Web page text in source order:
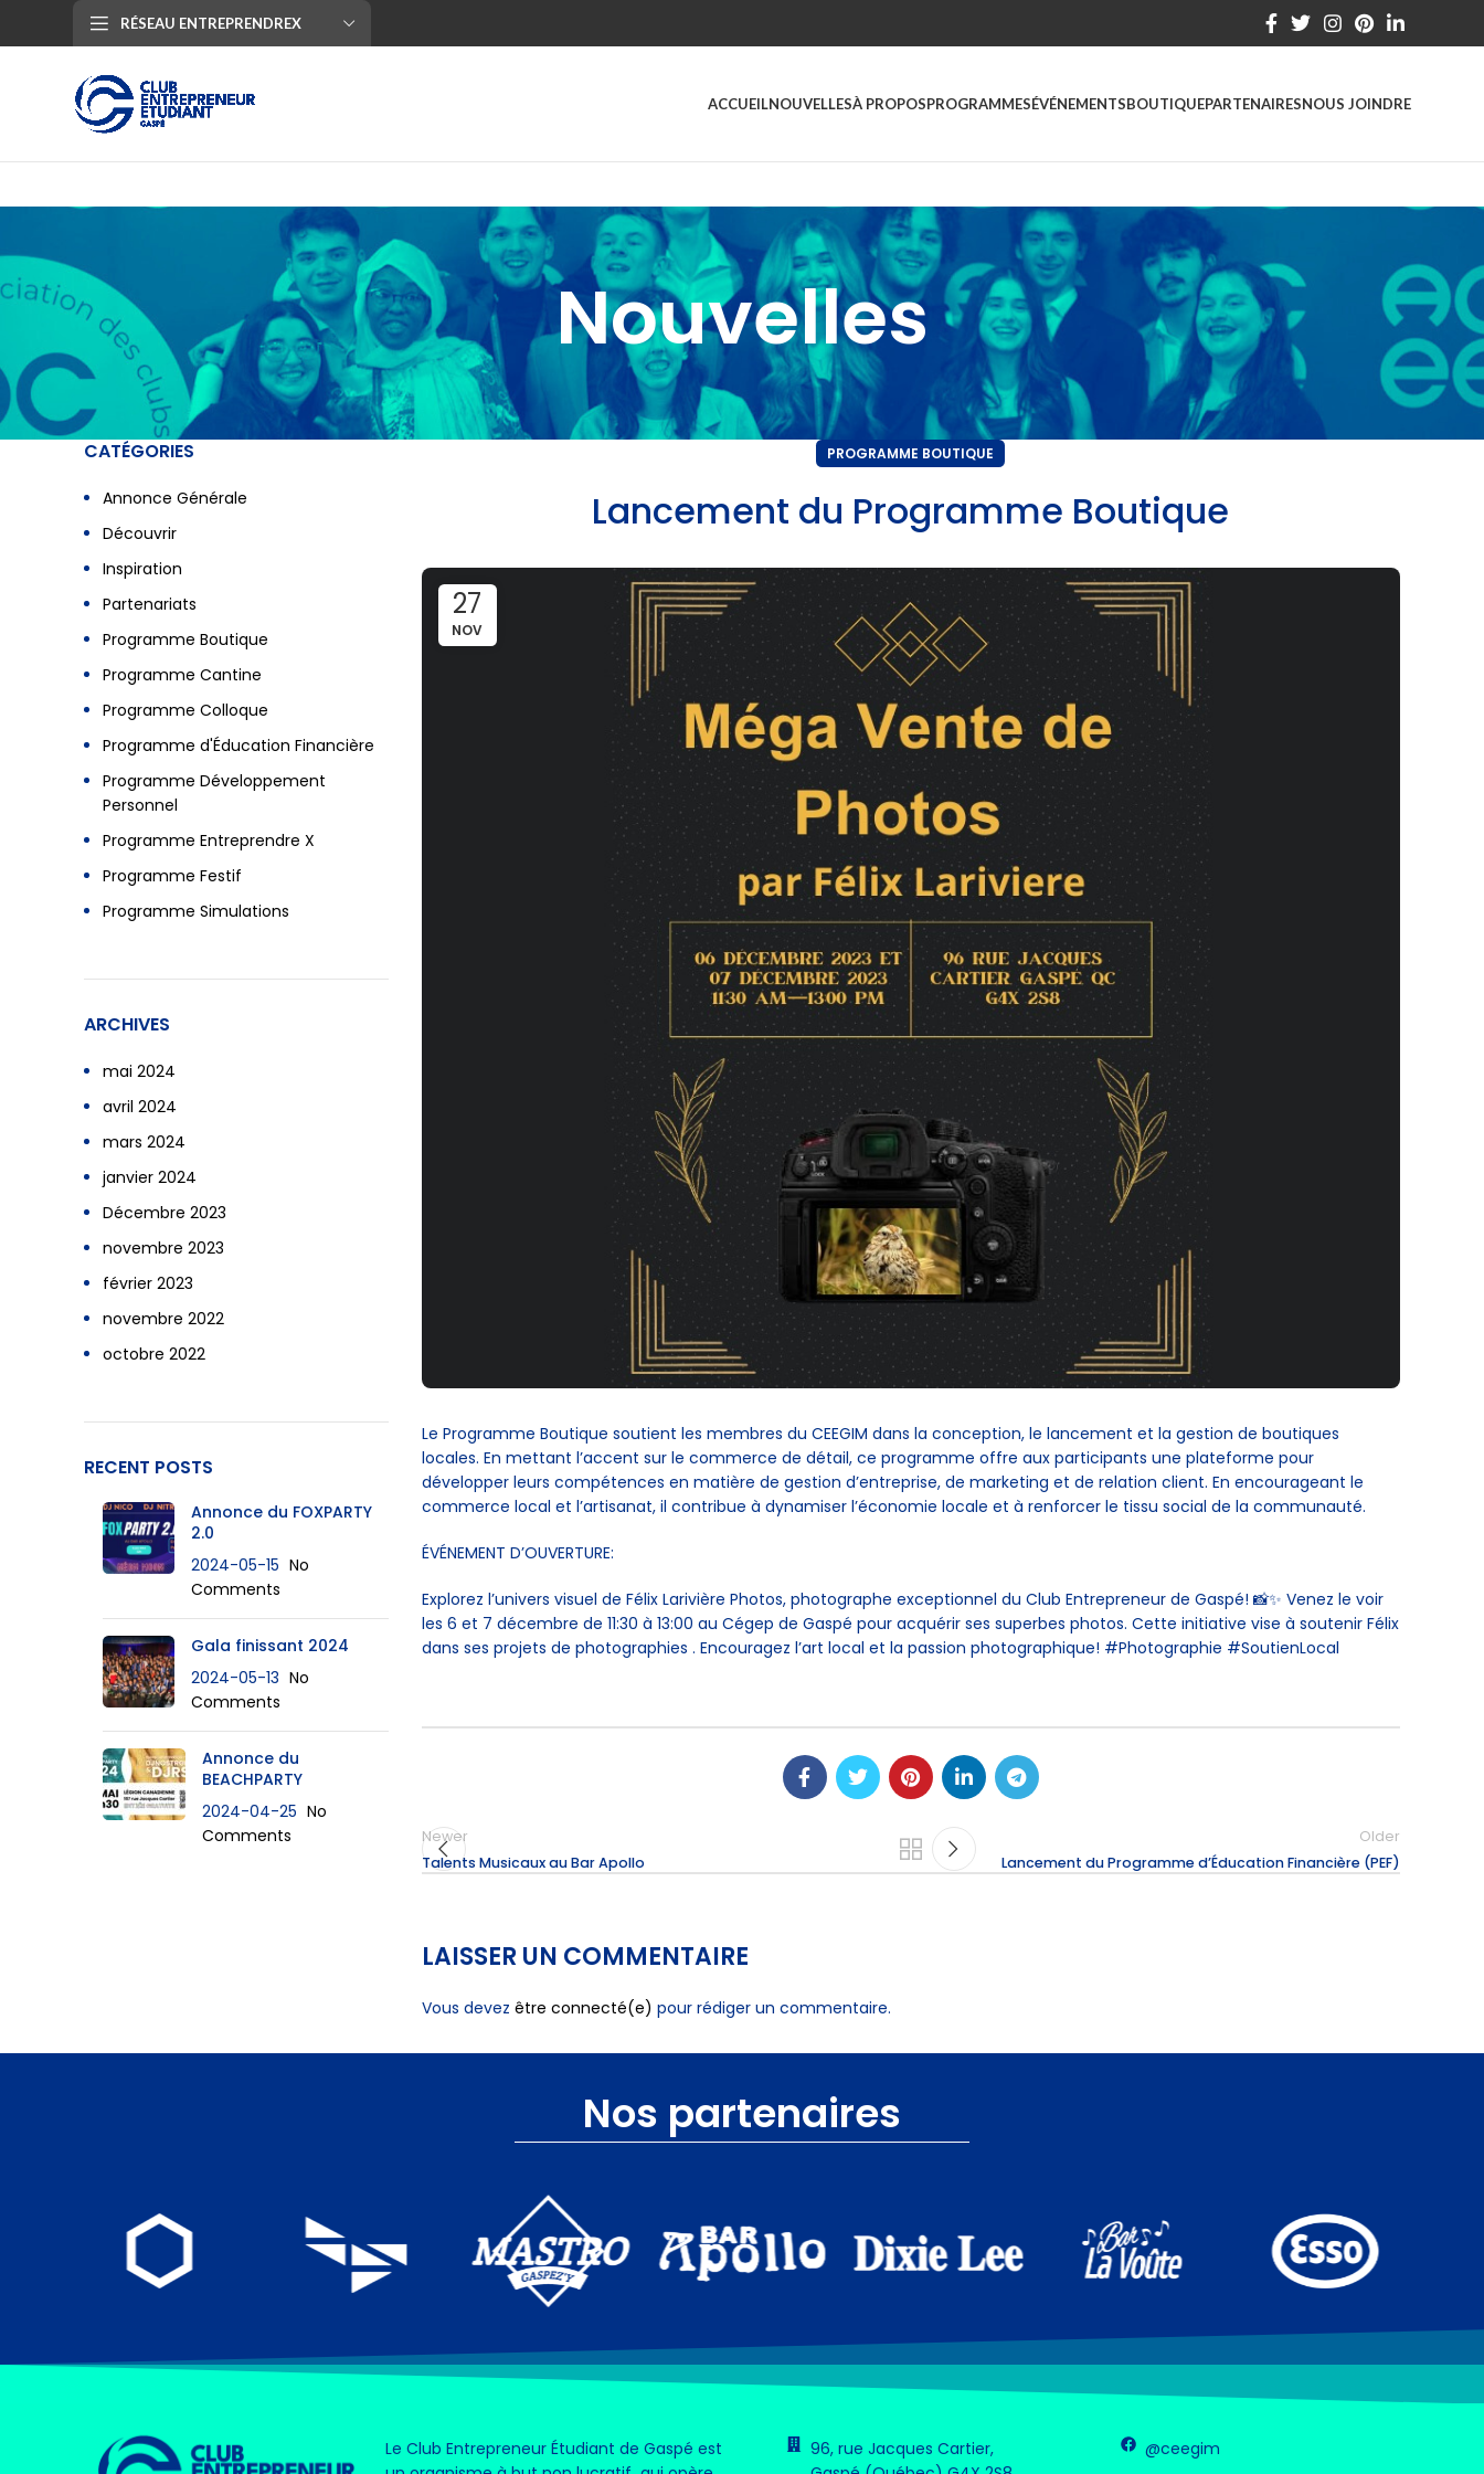
RÉSEAU ENTREPRENDREX
ACCUEILNOUVELLESÀ PROPOSPROGRAMMESÉVÉNEMENTSBOUTIQUEPARTENAIRESNOUS JOINDRE
Nouvelles
PROGRAMME BOUTIQUE
Lancement du Programme Boutique
27
NOV
Le Programme Boutique soutient les membres du CEEGIM dans la conception, le lancement et la gestion de boutiques
locales. En mettant l’accent sur le commerce de détail, ce programme offre aux participants une plateforme pour
développer leurs compétences en matière de gestion d’entreprise, de marketing et de relation client. En encourageant le
commerce local et l’artisanat, il contribue à dynamiser l’économie locale et à renforcer le tissu social de la communauté.
ÉVÉNEMENT D’OUVERTURE:
Explorez l’univers visuel de Félix Larivière Photos, photographe exceptionnel du Club Entrepreneur de Gaspé! 📸✨ Venez le voir
les 6 et 7 décembre de 11:30 à 13:00 au Cégep de Gaspé pour acquérir ses superbes photos. Cette initiative vise à soutenir Félix
dans ses projets de photographies . Encouragez l’art local et la passion photographique! #Photographie #SoutienLocal
Newer
Talents Musicaux au Bar Apollo
Older
Lancement du Programme d’Éducation Financière (PEF)
LAISSER UN COMMENTAIRE
Vous devez être connecté(e) pour rédiger un commentaire.
CATÉGORIES
Annonce Générale
Découvrir
Inspiration
Partenariats
Programme Boutique
Programme Cantine
Programme Colloque
Programme d'Éducation Financière
Programme Développement
Personnel
Programme Entreprendre X
Programme Festif
Programme Simulations
ARCHIVES
mai 2024
avril 2024
mars 2024
janvier 2024
Décembre 2023
novembre 2023
février 2023
novembre 2022
octobre 2022
RECENT POSTS
Annonce du FOXPARTY
2.0
2024-05-15 No
Comments
Gala finissant 2024
2024-05-13 No
Comments
Annonce du
BEACHPARTY
2024-04-25 No
Comments
Nos partenaires
Le Club Entrepreneur Étudiant de Gaspé est
96, rue Jacques Cartier,
@ceegim